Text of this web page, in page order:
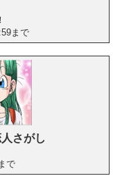
まで
さがし
で